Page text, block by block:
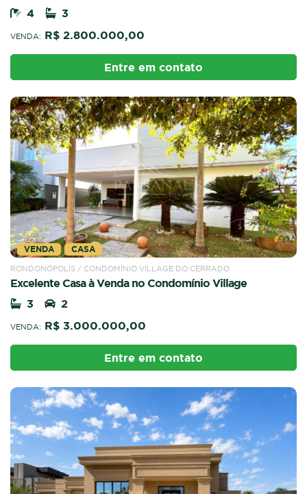
4
3
VENDA: R$ 2.800.000,00
Entre em contato
VENDA CASA
RONDONÓPOLIS / CONDOMÍNIO VILLAGE DO CERRADO
Excelente Casa à Venda no Condomínio Village
3
2
VENDA: R$ 3.000.000,00
Entre em contato